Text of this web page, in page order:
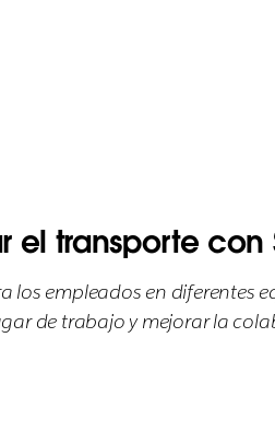
el transporte con
empleados en diferentes
de trabajo y mejorar la